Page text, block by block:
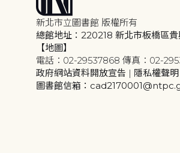
新北市立圖書館 版權所有
總館地址：220218 新北市板橋區
【地圖】
電話：02-29537868 傳真：02-
政府網站資料開放宣告 | 隱私權聲明
圖書館信箱：